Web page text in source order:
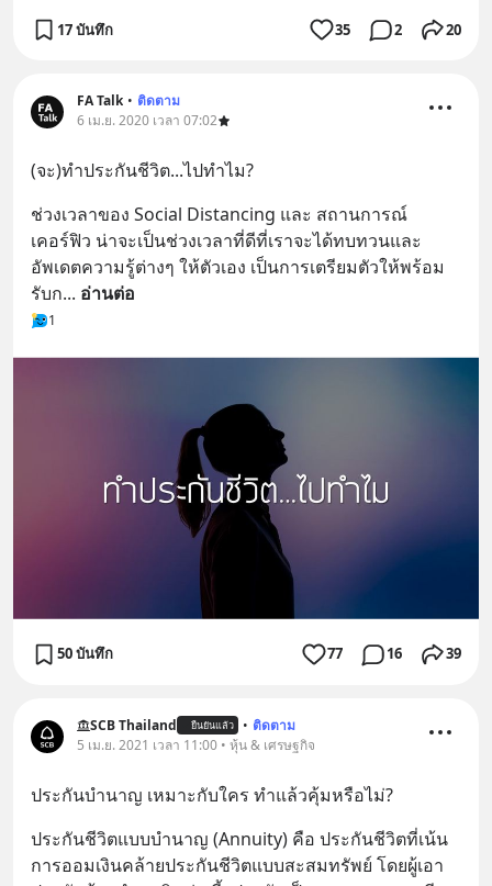
17 บันทึก 35 2 20
FA Talk • ติดตาม
6 เม.ย. 2020 เวลา 07:02
(จะ)ทำประกันชีวิต...ไปทำไม?
ช่วงเวลาของ Social Distancing และ สถานการณ์
เคอร์ฟิว น่าจะเป็นช่วงเวลาที่ดีที่เราจะได้ทบทวนและ
อัพเดตความรู้ต่างๆ ให้ตัวเอง เป็นการเตรียมตัวให้พร้อม
รับก... อ่านต่อ
1
50 บันทึก 77 16 39
SCB Thailand ยืนยันแล้ว • ติดตาม
5 เม.ย. 2021 เวลา 11:00 • หุ้น & เศรษฐกิจ
ประกันบำนาญ เหมาะกับใคร ทำแล้วคุ้มหรือไม่?
ประกันชีวิตแบบบำนาญ (Annuity) คือ ประกันชีวิตที่เน้น
การออมเงินคล้ายประกันชีวิตแบบสะสมทรัพย์ โดยผู้เอา